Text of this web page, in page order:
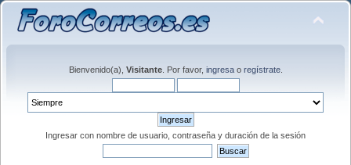
Bienvenido(a), Visitante. Por favor, ingresao regístrate.
Ingresar con nombre de usuario, contraseña y duración de la sesión